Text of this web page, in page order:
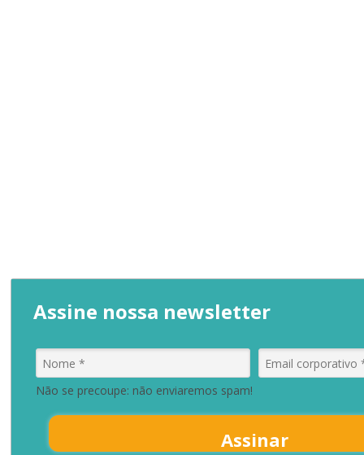
Assine nossa newsletter
Não se precoupe: não enviaremos spam!
Assinar